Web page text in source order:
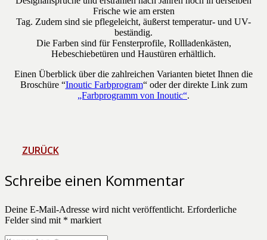
Frische wie am ersten
Tag. Zudem sind sie pflegeleicht, äußerst temperatur- und UV-
beständig.
Die Farben sind für Fensterprofile, Rollladenkästen,
Hebeschiebetüren und Haustüren erhältlich.
Einen Überblick über die zahlreichen Varianten bietet Ihnen die
Broschüre “Inoutic Farbprogram“ oder der direkte Link zum
„Farbprogramm von Inoutic“.
ZURÜCK
Schreibe einen Kommentar
Deine E-Mail-Adresse wird nicht veröffentlicht. Erforderliche
Felder sind mit * markiert